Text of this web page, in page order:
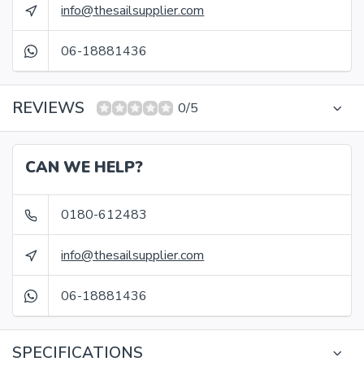
info@thesailsupplier.com
06-18881436
REVIEWS 0/5
CAN WE HELP?
0180-612483
info@thesailsupplier.com
06-18881436
SPECIFICATIONS